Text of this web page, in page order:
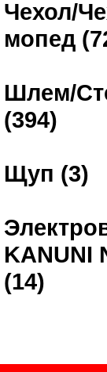
Чехол/
мопед
Шлем/
(394)
Щуп (3)
KANUNI
(14)